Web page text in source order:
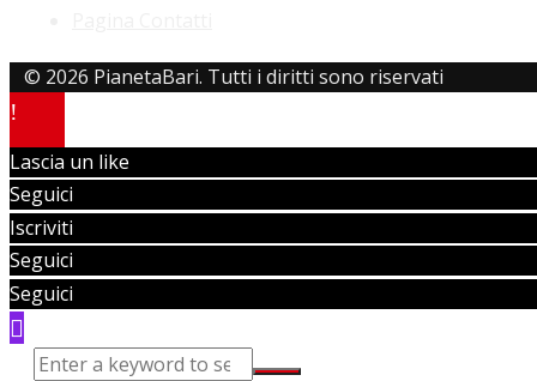
© 2026 PianetaBari. Tutti i diritti sono riservati
Lascia un like
Seguici
Iscriviti
Seguici
Seguici